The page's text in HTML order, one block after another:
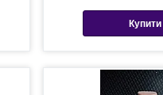
Купити